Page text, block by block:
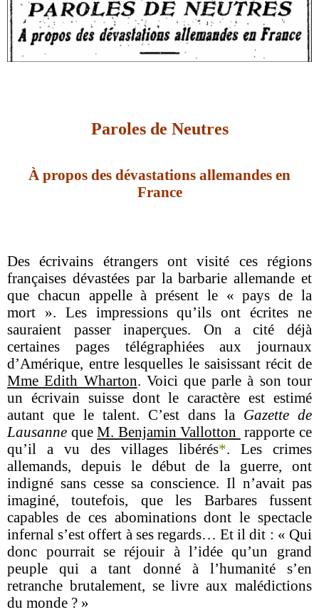
Paroles de Neutres
À propos des dévastations allemandes en
France
Des écrivains étrangers ont visité ces régions
françaises dévastées par la barbarie allemande et
que chacun appelle à présent le « pays de la
mort ». Les impressions qu’ils ont écrites ne
sauraient passer inaperçues. On a cité déjà
certaines pages télégraphiées aux journaux
d’Amérique, entre lesquelles le saisissant récit de
Mme Edith Wharton. Voici que parle à son tour
un écrivain suisse dont le caractère est estimé
autant que le talent. C’est dans la Gazette de
Lausanne queM. Benjamin Vallotton rapporte ce
qu’il a vu des villages libérés*. Les crimes
allemands, depuis le début de la guerre, ont
indigné sans cesse sa conscience. Il n’avait pas
imaginé, toutefois, que les Barbares fussent
capables de ces abominations dont le spectacle
infernal s’est offert à ses regards… Et il dit : « Qui
donc pourrait se réjouir à l’idée qu’un grand
peuple qui a tant donné à l’humanité s’en
retranche brutalement, se livre aux malédictions
du monde ? »